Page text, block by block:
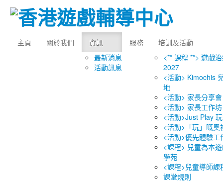
主頁 關於我們
資訊
最新消息
活動訊息
服務
培訓及活動
<** 課程 **> 遊戲
2027
<活動> Kimochis
地
<活動> 家長分享會
<活動> 家長工作坊
<活動>Just Play
<活動>「玩」嘅奧
<活動>優先體驗工
<課程> 兒童為本
學苑
<課程>兒童導師課
課堂規則